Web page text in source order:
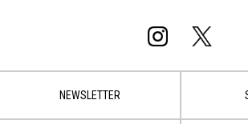
NEWSLETTER